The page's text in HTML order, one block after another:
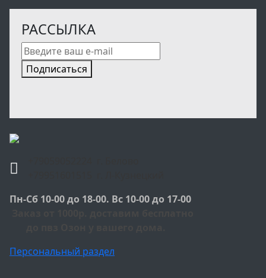
РАССЫЛКА
Подписаться
Пн-Сб 10-00 до 18-00. Вс 10-00 до 17-00
Персональный раздел